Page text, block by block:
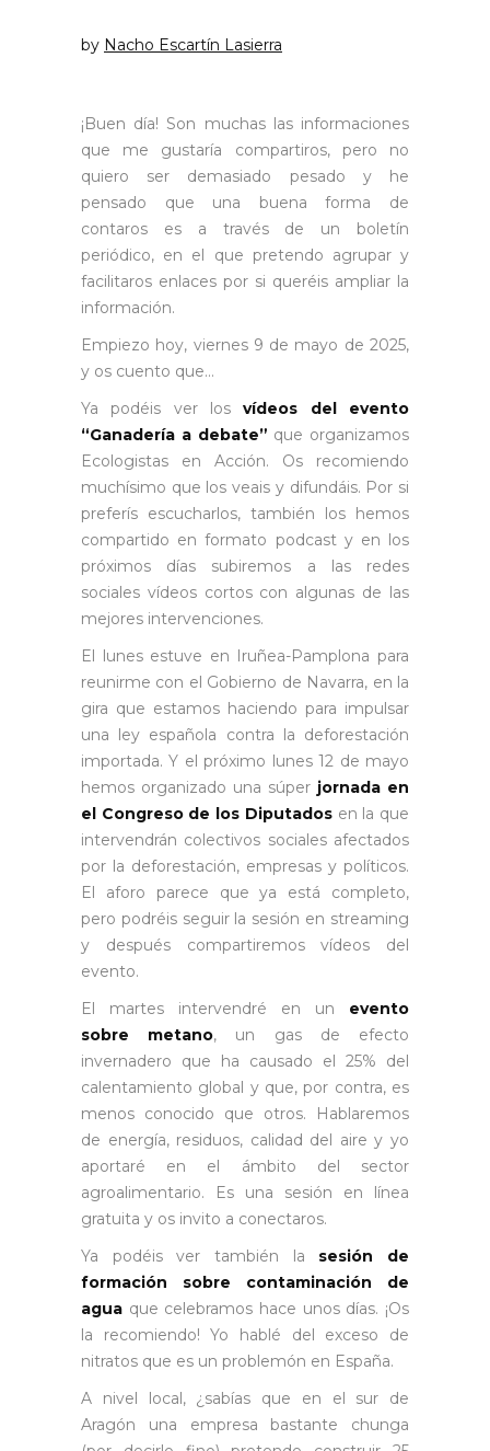
by Nacho Escartín Lasierra
¡Buen día! Son muchas las informaciones
que me gustaría compartiros, pero no
quiero ser demasiado pesado y he
pensado que una buena forma de
contaros es a través de un boletín
periódico, en el que pretendo agrupar y
facilitaros enlaces por si queréis ampliar la
información.
Empiezo hoy, viernes 9 de mayo de 2025,
y os cuento que…
Ya podéis ver losvídeos del evento
“Ganadería a debate” que organizamos
Ecologistas en Acción. Os recomiendo
muchísimo que los veais y difundáis. Por si
preferís escucharlos, también los hemos
compartido en formato podcast y en los
próximos días subiremos a las redes
sociales vídeos cortos con algunas de las
mejores intervenciones.
El lunes estuve en Iruñea-Pamplona para
reunirme con el Gobierno de Navarra, en la
gira que estamos haciendo para impulsar
una ley española contra la deforestación
importada. Y el próximo lunes 12 de mayo
hemos organizado una súper jornada en
el Congreso de los Diputadosen la que
intervendrán colectivos sociales afectados
por la deforestación, empresas y políticos.
El aforo parece que ya está completo,
pero podréis seguir la sesión en streaming
y después compartiremos vídeos del
evento.
El martes intervendré en un evento
sobre metano, un gas de efecto
invernadero que ha causado el 25% del
calentamiento global y que, por contra, es
menos conocido que otros. Hablaremos
de energía, residuos, calidad del aire y yo
aportaré en el ámbito del sector
agroalimentario. Es una sesión en línea
gratuita y os invito a conectaros.
Ya podéis ver también la sesión de
formación sobre contaminación de
agua que celebramos hace unos días. ¡Os
la recomiendo! Yo hablé del exceso de
nitratos que es un problemón en España.
A nivel local, ¿sabías que en el sur de
Aragón una empresa bastante chunga